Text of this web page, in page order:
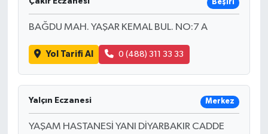
Beşiri
BAĞDU MAH. YAŞAR KEMAL BUL. NO:7 A
Yol Tarifi Al 0 (488) 311 33 33
Yalçın Eczanesi Merkez
YAŞAM HASTANESİ YANI DİYARBAKIR CADDE
Ülke
Etiketler
Dünya
Yaşam
Kadın
Yerel Haber